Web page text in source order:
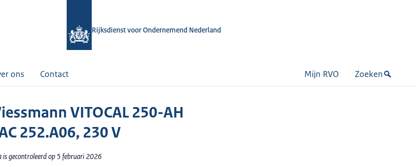
Rijksdienst voor Ondernemend Nederland
ons Contact Mijn RVO Zoeken
VITOCAL 250-AH
252.A06, 230 V
is gecontroleerd op 5 februari 2026